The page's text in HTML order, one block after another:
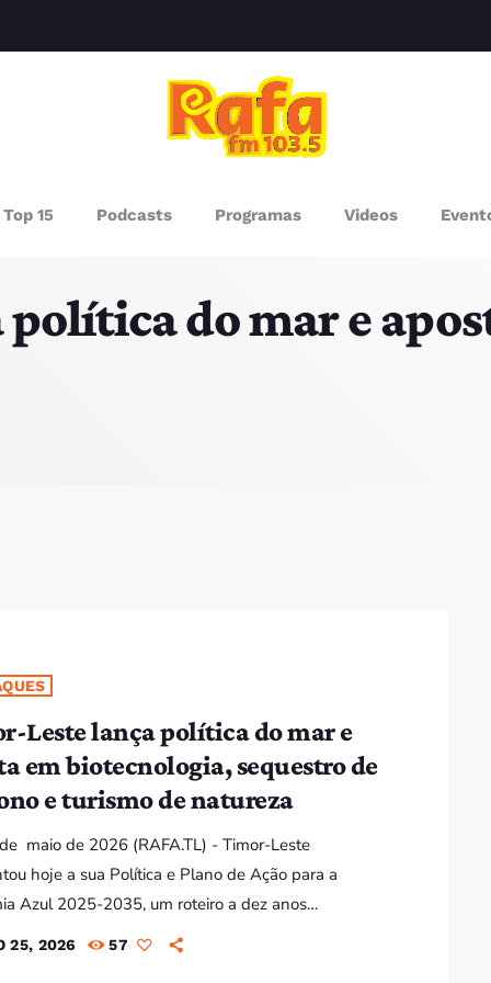
Top 15 Podcasts Programas Videos
SOMOS
Bom dia RAFA
7:00 AM - 10:00 AM
do mar e
Leste lança política do mar e
em biotecnologia, sequestro de
e turismo de natureza
maio de 2026 (RAFA.TL) - Timor-Leste
hoje a sua Política e Plano de Ação para a
Azul 2025-2035, um roteiro a dez anos
em quatro eixos e 16 pilares que coloca o
25, 2026 57